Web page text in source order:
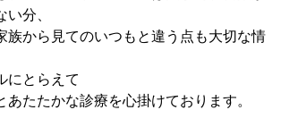
分、
族から見てのいつもと違う点も大切な情
にとらえて
たたかな診療を心掛けております。